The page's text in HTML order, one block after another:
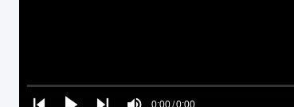
0:00/0:00
Loaded:
0%